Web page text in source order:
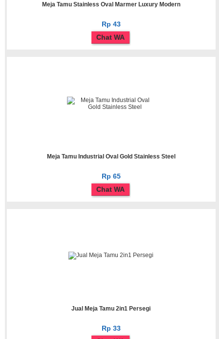
Meja Tamu Stainless Oval Marmer Luxury Modern
Rp 43
Chat WA
Meja Tamu Industrial Oval Gold Stainless Steel
Rp 65
Chat WA
Jual Meja Tamu 2in1 Persegi
Rp 33